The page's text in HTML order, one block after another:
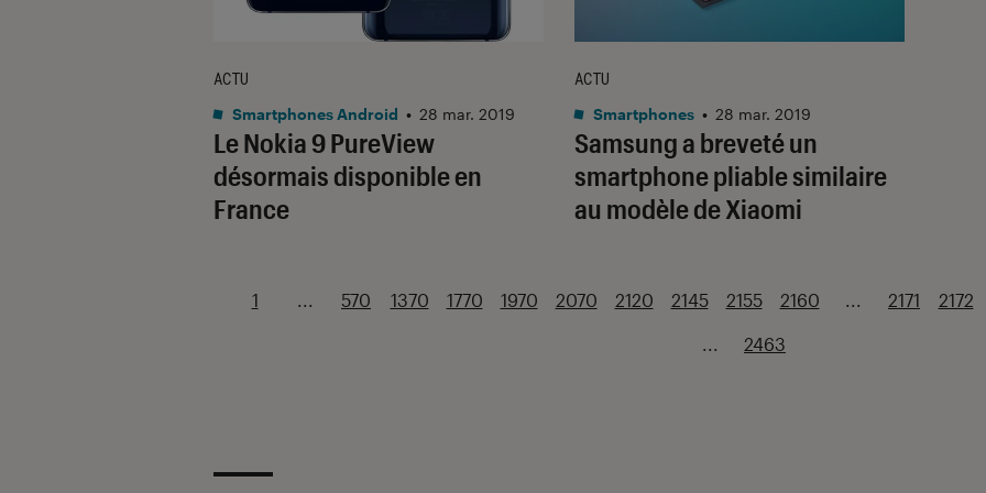
Le Nokia 9 PureView
désormais disponible en
France
ACTU
Smartphones Android • 28 mar. 2019
Samsung a breveté un
smartphone pliable similaire
au modèle de Xiaomi
ACTU
Smartphones • 28 mar. 2019
1 ... 570 1370 1770 1970 2070 2120 2145 2155 2160 ... 2171 2172
... 2463